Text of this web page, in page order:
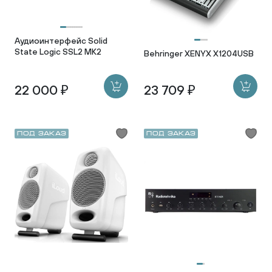
Аудиоинтерфейс Solid
State Logic SSL2 MK2
22 000 ₽
Behringer XENYX X1204USB
23 709 ₽
Под заказ Под заказ